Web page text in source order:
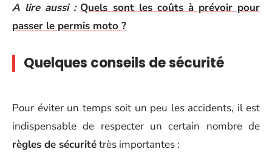
A lire aussi : Quels sont les coûts à prévoir pour
passer le permis moto ?
Quelques conseils de sécurité
Pour éviter un temps soit un peu les accidents, il est
indispensable de respecter un certain nombre de
règles de sécuritétrès importantes :